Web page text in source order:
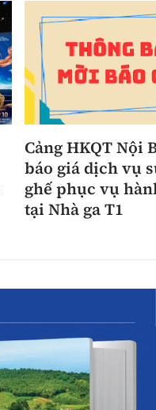
Cảng HKQT Nội
báo giá dịch vụ
ghế phục vụ
tại Nhà ga T1